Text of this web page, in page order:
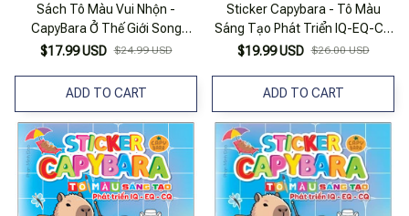
Sách Tô Màu Vui Nhộn -
CapyBara Ở Thế Giới Song
Song
$17.99 USD $24.99 USD
ADD TO CART
Sticker Capybara - Tô Màu
Sáng Tạo Phát Triển IQ-EQ-CQ
- Thế Giới Muôn Màu
$19.99 USD $26.00 USD
ADD TO CART